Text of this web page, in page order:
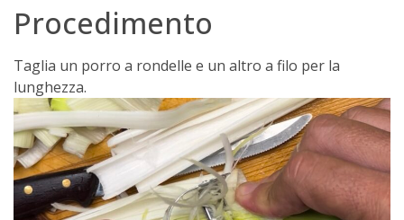
Procedimento
Taglia un porro a rondelle e un altro a filo per la
lunghezza.